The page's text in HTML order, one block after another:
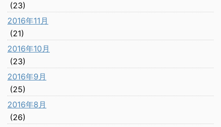
(23)
2016年11月
(21)
2016年10月
(23)
2016年9月
(25)
2016年8月
(26)